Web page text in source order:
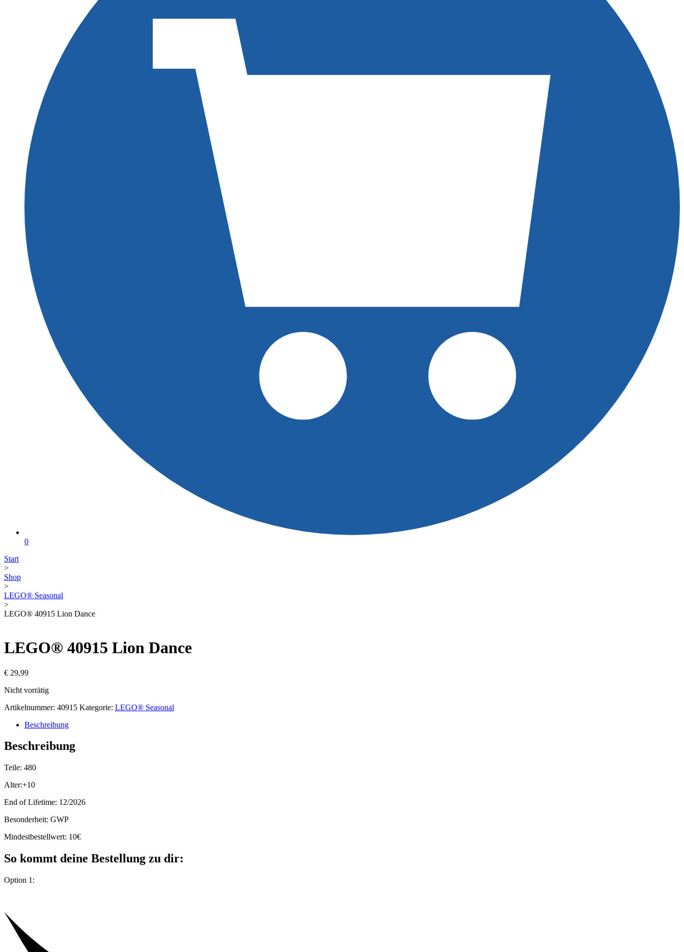
0
Start
>
Shop
>
LEGO® Seasonal
>
LEGO® 40915 Lion Dance
LEGO® 40915 Lion Dance
€ 29,99
Nicht vorrätig
Artikelnummer: 40915 Kategorie: LEGO® Seasonal
Beschreibung
Beschreibung
Teile: 480
Alter:+10
End of Lifetime: 12/2026
Besonderheit: GWP
Mindestbestellwert: 10€
So kommt deine Bestellung zu dir:
Option 1: